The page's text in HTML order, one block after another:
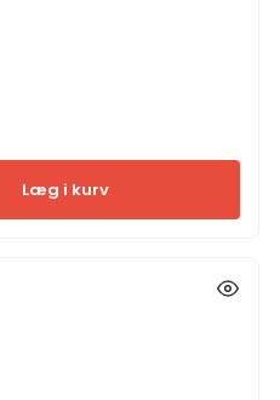
Læg i kurv